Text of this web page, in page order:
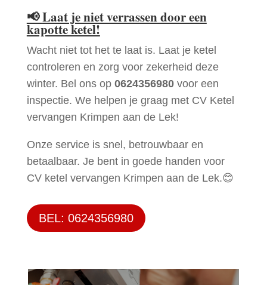
📢Laat je niet verrassen door een
kapotte ketel!
Wacht niet tot het te laat is. Laat je ketel
controleren en zorg voor zekerheid deze
winter. Bel ons op 0624356980voor een
inspectie. We helpen je graag met CV Ketel
vervangen Krimpen aan de Lek!
Onze service is snel, betrouwbaar en
betaalbaar. Je bent in goede handen voor
CV ketel vervangen Krimpen aan de Lek.😊
BEL: 0624356980